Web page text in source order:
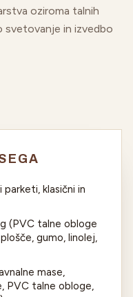
oziroma talnih
svetovanje in izvedbo
klasični in
(PVC talne obloge
gumo, linolej,
mase,
PVC talne obloge,